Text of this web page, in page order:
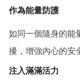
作為能量防護
如同一個隨身的能
擾，增強內心的安
注入滿滿活力